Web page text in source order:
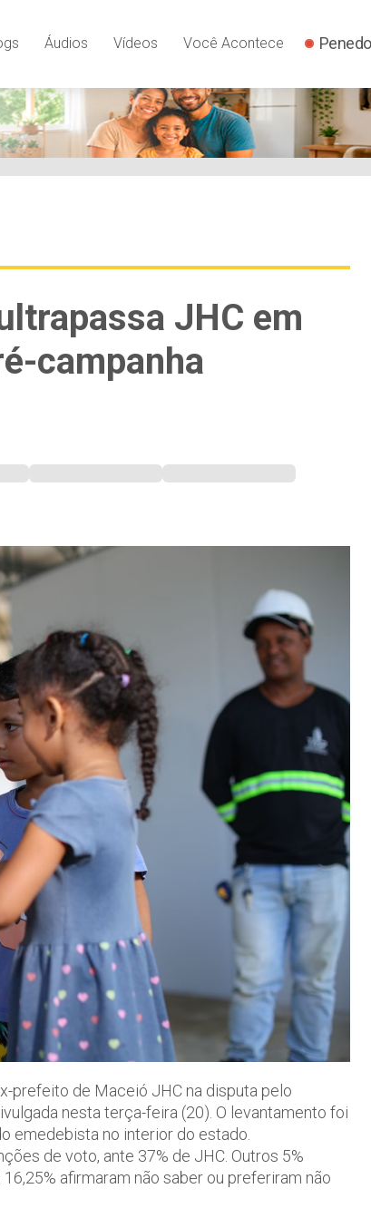
Áudios Vídeos Você Acontece
JHC em
campanha
prefeito de Maceió JHC na disputa pelo
nesta terça-feira (20). O levantamento foi
emedebista no interior do estado.
de voto, ante 37% de JHC. Outros 5%
afirmaram não saber ou preferiram não